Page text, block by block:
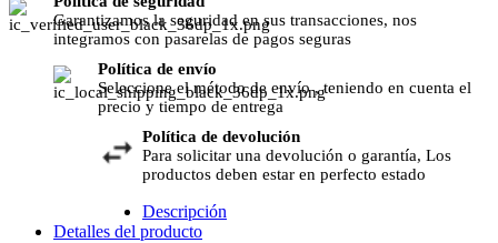
Garantizamos la seguridad en sus transacciones, nos
integramos con pasarelas de pagos seguras
Política de envío
Seleccione el método de envío , teniendo en cuenta el
precio y tiempo de entrega
Política de devolución
Para solicitar una devolución o garantía, Los
productos deben estar en perfecto estado
Descripción
Detalles del producto